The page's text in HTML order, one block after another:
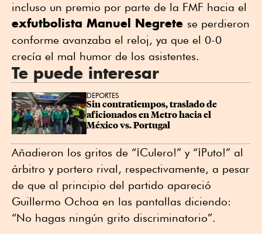
incluso un premio por parte de la FMF hacia el
exfutbolista Manuel Negrete se perdieron
conforme avanzaba el reloj, ya que el 0-0
crecía el mal humor de los asistentes.
Te puede interesar
DEPORTES
Sin contratiempos, traslado de
aficionados en Metro hacia el
México vs. Portugal
Añadieron los gritos de “¡Culero!” y “¡Puto!” al
árbitro y portero rival, respectivamente, a pesar
de que al principio del partido apareció
Guillermo Ochoa en las pantallas diciendo:
“No hagas ningún grito discriminatorio”.